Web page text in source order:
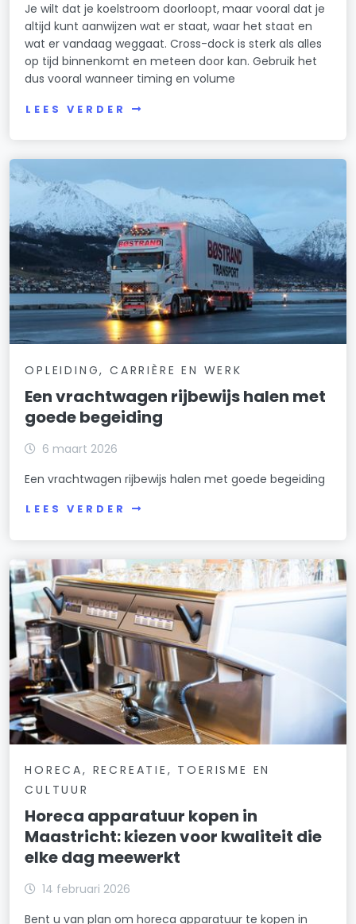
Je wilt dat je koelstroom doorloopt, maar vooral dat je
altijd kunt aanwijzen wat er staat, waar het staat en
wat er vandaag weggaat. Cross-dock is sterk als alles
op tijd binnenkomt en meteen door kan. Gebruik het
dus vooral wanneer timing en volume
LEES VERDER
OPLEIDING, CARRIÈRE EN WERK
Een vrachtwagen rijbewijs halen met
goede begeiding
6 maart 2026
Een vrachtwagen rijbewijs halen met goede begeiding
LEES VERDER
HORECA, RECREATIE, TOERISME EN
CULTUUR
Horeca apparatuur kopen in
Maastricht: kiezen voor kwaliteit die
elke dag meewerkt
14 februari 2026
Bent u van plan om horeca apparatuur te kopen in